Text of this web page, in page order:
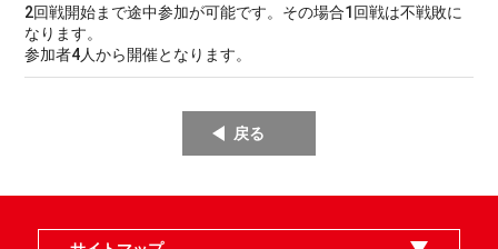
2回戦開始まで途中参加が可能です。その場合1回戦は不戦敗に
なります。
参加者4人から開催となります。
戻る